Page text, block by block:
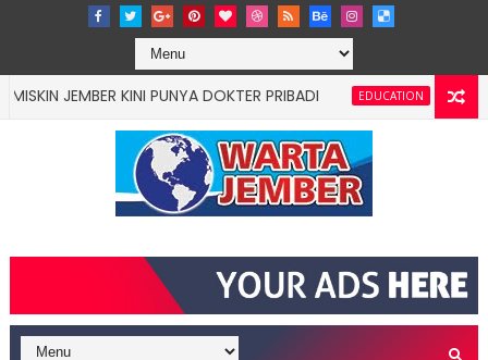
KINI PUNYA DOKTER PRIBADI EDUCATION "BUNGA